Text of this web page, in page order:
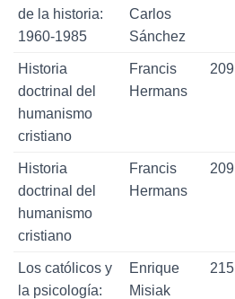
de la historia:
1960-1985
Carlos
Sánchez
Historia
doctrinal del
humanismo
cristiano
Francis
Hermans
209
Historia
doctrinal del
humanismo
cristiano
Francis
Hermans
209
Los católicos y
la psicología:
Enrique
Misiak
215